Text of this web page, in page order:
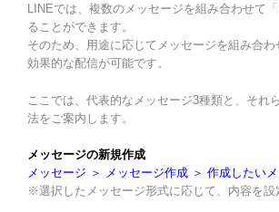
LINEでは、複数のメッセージを組み合わせて
ることができます。
そのため、用途に応じてメッセージを組み合わ
効果的な配信が可能です。
ここでは、代表的なメッセージ3種類と、それ
法をご案内します。
メッセージの新規作成
メッセージ ＞ メッセージ作成 ＞ 作成したい
※選択したメッセージ形式に応じて、内容を設